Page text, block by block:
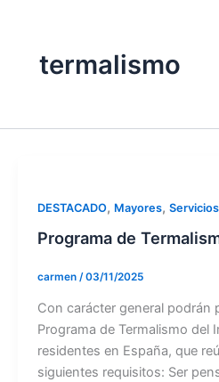
termalismo
DESTACADO, Mayores,
Programa de
carmen /03/11/2025
Con carácter general podrán
Programa de Termalismo del
residentes en España, que
siguientes requisitos: Ser